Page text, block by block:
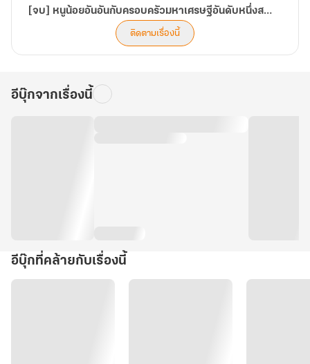
[จบ] หนูน้อยอันอันกับครอบครัวมหาเศรษฐีอันดับหนึ่งสายเปย์
ติดตามเรื่องนี้
อีบุ๊กจากเรื่องนี้
อีบุ๊กที่คล้ายกับเรื่องนี้